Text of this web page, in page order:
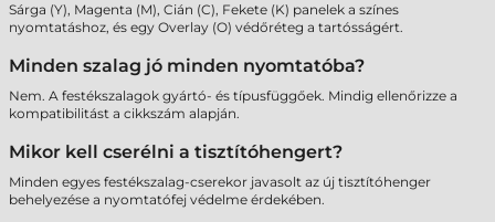
Sárga (Y), Magenta (M), Cián (C), Fekete (K) panelek a színes
nyomtatáshoz, és egy Overlay (O) védőréteg a tartósságért.
Minden szalag jó minden nyomtatóba?
Nem. A festékszalagok gyártó- és típusfüggőek. Mindig ellenőrizze a
kompatibilitást a cikkszám alapján.
Mikor kell cserélni a tisztítóhengert?
Minden egyes festékszalag-cserekor javasolt az új tisztítóhenger
behelyezése a nyomtatófej védelme érdekében.